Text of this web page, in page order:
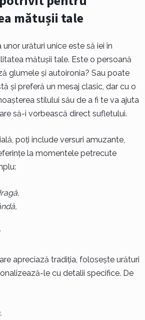
mătușii tale
unor urături unice este să iei în
mătușii tale. Este o persoană
glumele și autoironia? Sau poate
și preferă un mesaj clasic, dar cu o
stilului său de a fi te va ajuta
să-i vorbească direct sufletului.
poți include versuri amuzante,
la momentele petrecute
apreciază tradiția, folosește urături
le cu detalii specifice. De